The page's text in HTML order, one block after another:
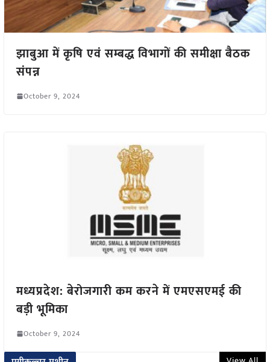
झाबुआ में कृषि एवं सम्बद्ध विभागों की समीक्षा बैठक
संपन्न
October 9, 2024
मध्यप्रदेश: बेरोजगारी कम करने में एमएसएमई की
बड़ी भूमिका
October 9, 2024